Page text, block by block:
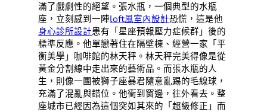
滿了戲劇性的絕望。張水瓶，一個典型的水瓶
座，立刻感到一陣loft風室內設計恐慌，這是他
身心診所設計患有「星座預報壓力症候群」後的
標準反應。他單戀著住在隔壁棟、經營一家「平
衡美學」咖啡館的林天秤。林天秤完美得像是從
黃金分割線中走出來的藝術品。而張水瓶的人
生，則像一團被獅子座暴君隨意亂踢的毛線球，
充滿了混亂與錯位。他衝到窗邊，往外看去。整
座城市已經因為這個突如其來的「超級修正」而